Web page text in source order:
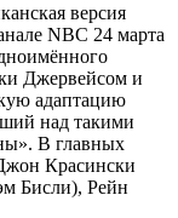
версия
NBC 24 марта
Джервейсом и
адаптацию
над такими
В главных
Красински
Бисли), Рейн